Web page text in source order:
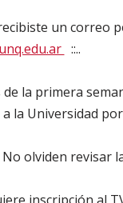
un correo
::..
de la primera
la Universidad
olviden revisar